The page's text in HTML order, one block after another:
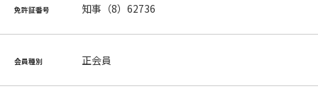
免許証番号 知事（8）62736
会員種別 正会員